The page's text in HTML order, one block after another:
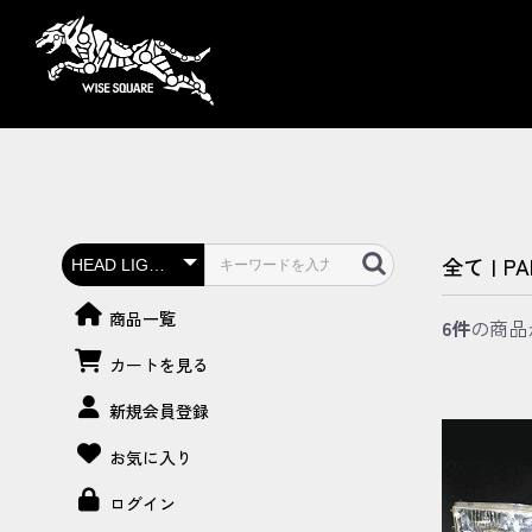
商品一覧
カートを見る
新規会員登録
お気に入り
ログイン
全て |
6件の商